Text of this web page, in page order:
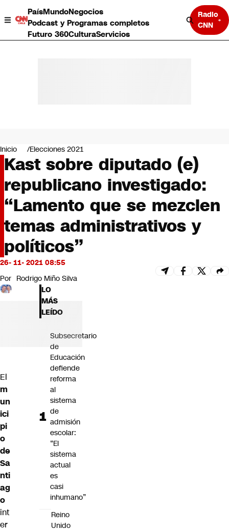
PaísMundoNegocios
Podcast y Programas completos
Futuro 360CulturaServicios
Radio
CNN
Negocios
Deportes
Programas completos
Cultura
Servicios
Bits
CNN tiempo
Futuro 360
Opinión
Inicio Elecciones 2021
Kast sobre diputado (e)
republicano investigado:
“Lamento que se mezclen
temas administrativos y
políticos”
26- 11- 2021 08:55
Por Rodrigo Miño Silva
El
m
un
ici
pi
o
de
Sa
nti
ag
o
int
er
LO
MÁS
LEÍDO
Subsecretario
de
Educación
defiende
reforma
al
sistema
de
admisión
escolar:
“El
sistema
actual
es
casi
inhumano”
Reino
Unido